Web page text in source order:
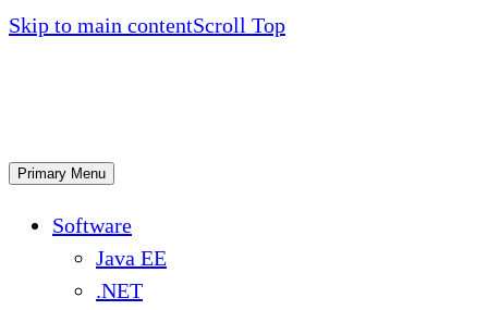
Skip to main contentScroll Top
Primary Menu
Software
Java EE
.NET